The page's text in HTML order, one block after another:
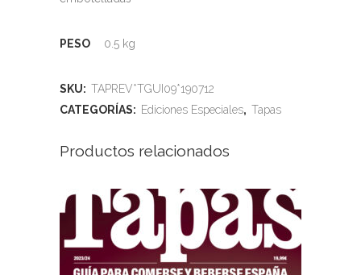
PESO 0.5 kg
SKU: TAPREV*TGUI09*190712
CATEGORÍAS: Ediciones Especiales, Tapas
Productos relacionados